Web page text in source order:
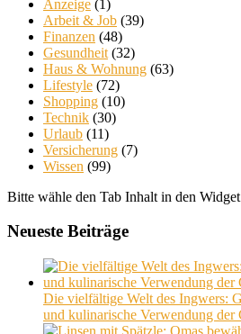
Anzeige (1)
Arbeit & Job (39)
Finanzen (48)
Gesundheit (32)
Haus & Wohnung (63)
Lifestyle (72)
Shopping (10)
Technik (30)
Urlaub (11)
Versicherung (7)
Wissen (99)
Bitte wähle den Tab Inhalt in den
Neueste Beiträge
Die vielfältige Welt des Ingwers:
und kulinarische Verwendung der